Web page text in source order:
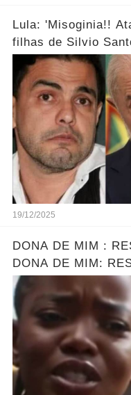
Lula: 'Misoginia!!
filhas de Silvio
soli...ver mais!
19/12/2025
DONA DE MIM :
DONA DE MIM:
ELLEN
O PLANO DE ELLEN